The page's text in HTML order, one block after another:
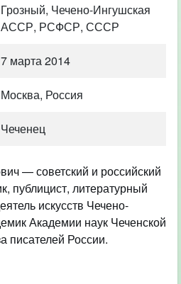
Грозный, Чечено-Ингушская
АССР, РСФСР, СССР
7 марта 2014
Москва, Россия
Чеченец
— советский и российский
публицист, литературный
искусств Чечено-
Академии наук Чеченской
писателей России.